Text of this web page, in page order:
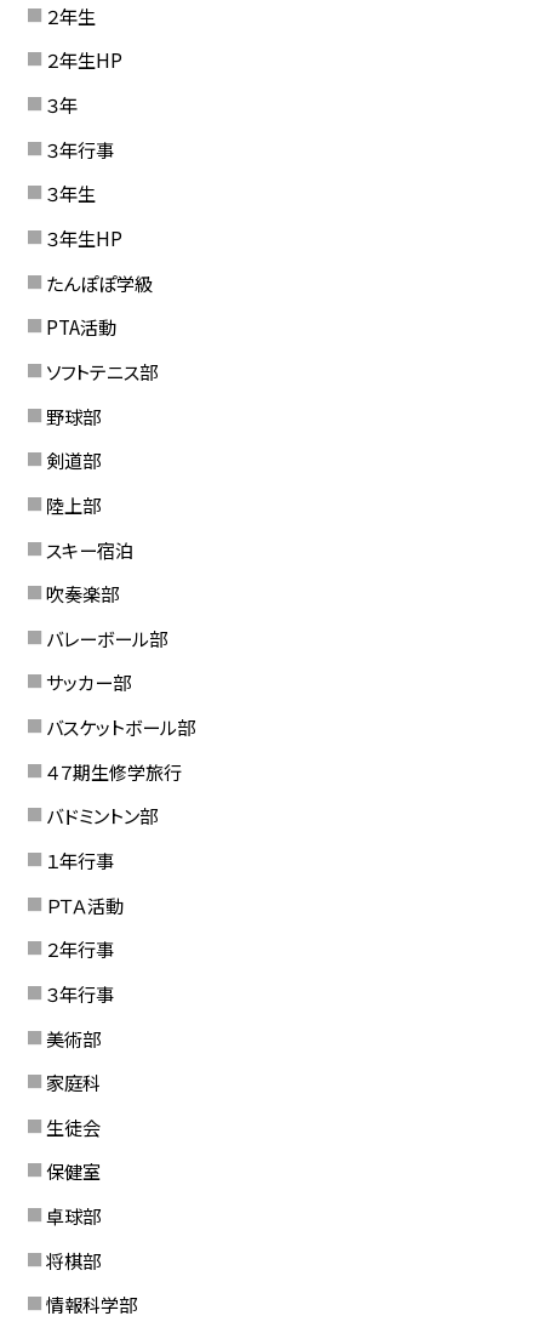
２年生
２年生HP
３年
３年行事
３年生
３年生HP
たんぽぽ学級
PTA活動
ソフトテニス部
野球部
剣道部
陸上部
スキー宿泊
吹奏楽部
バレーボール部
サッカー部
バスケットボール部
４７期生修学旅行
バドミントン部
１年行事
ＰＴＡ活動
２年行事
３年行事
美術部
家庭科
生徒会
保健室
卓球部
将棋部
情報科学部